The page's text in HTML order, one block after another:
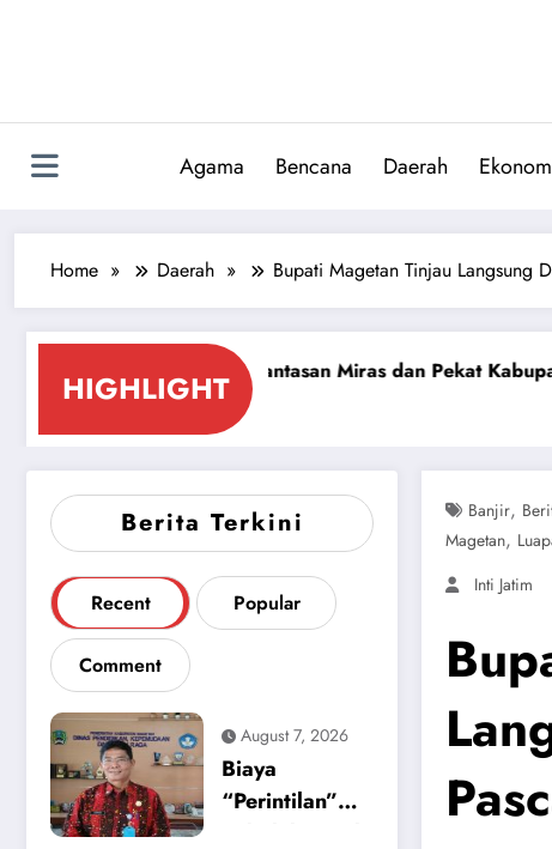
Agama Bencana Daerah
Home Daerah Bupati Magetan Tinjau Langsung
HIGHLIGHT
Pemberantasan Miras dan Pekat Kabupaten Sidoarjo
Berita Terkini
Recent Popular
Comment
August 7, 2026
Biaya
“Perintilan”
Banjir,
Magetan,
Inti Jatim